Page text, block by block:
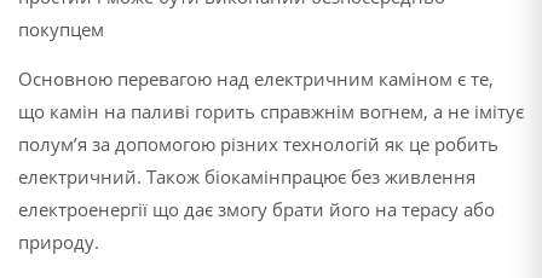
покупцем
Основною перевагою над електричним каміном є те,
що камін на паливі горить справжнім вогнем, а не імітує
полум’я за допомогою різних технологій як це робить
електричний. Також біокамінпрацює без живлення
електроенергії що дає змогу брати його на терасу або
природу.